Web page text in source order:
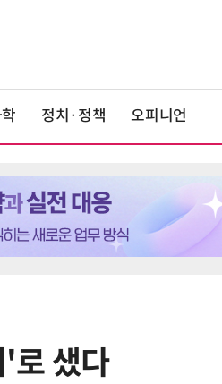
정치·정책 오피니언
로 샜다
상수지 497억달러 '역대 최